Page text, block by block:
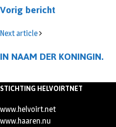
Vorig bericht
Next article
IN NAAM DER KONINGIN.
STICHTING HELVOIRTNET
www.helvoirt.net
www.haaren.nu